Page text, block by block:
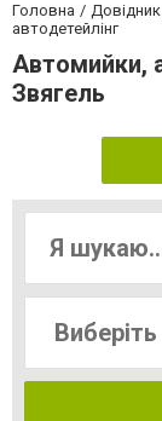
Головна Довідник
автодетейлінг
Автомийки,
Звягель